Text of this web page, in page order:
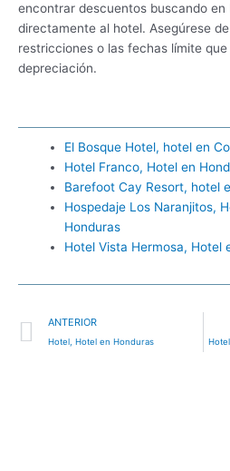
encontrar descuentos buscando
directamente al hotel. Asegúrese
restricciones o las fechas límite
depreciación.
El Bosque Hotel, hotel en
Hotel Franco, Hotel en
Barefoot Cay Resort, hotel
Hospedaje Los Naranjitos,
Honduras
Hotel Vista Hermosa, Hotel
Ant
ANTERIOR
Hotel, Hotel en Honduras